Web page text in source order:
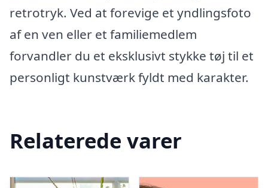
retrotryk. Ved at forevige et yndlingsfoto
af en ven eller et familiemedlem
forvandler du et eksklusivt stykke tøj til et
personligt kunstværk fyldt med karakter.
Relaterede varer